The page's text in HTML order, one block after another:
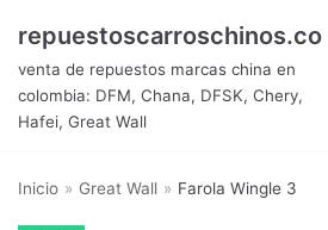
Saltar
contenido
repuestoscarroschinos.co
venta de repuestos marcas china en
colombia: DFM, Chana, DFSK, Chery,
Hafei, Great Wall
Inicio » Great Wall » Farola Wingle 3